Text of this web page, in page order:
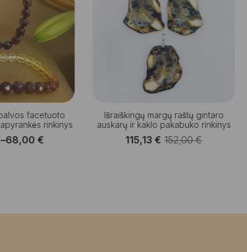
facetuoto
rinkinys
–68,00€
Price
Išraiškingų margų raštų gintaro
auskarų ir kaklo pakabuko rinkinys
152,00€
Original
115,13€ Current